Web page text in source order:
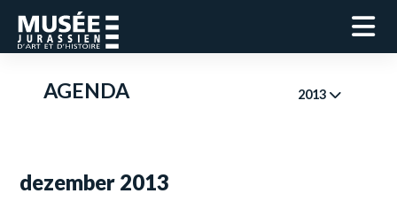
AGENDA 2013
dezember 2013